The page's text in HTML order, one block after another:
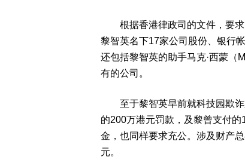
根据香港律政司的文件，要求
黎智英名下17家公司股份、银行
还包括黎智英的助手马克·西蒙（
有的公司。
至于黎智英早前就科技园欺诈
的200万港元罚款，及黎曾支付的
金，也同样要求充公。涉及财产
元。